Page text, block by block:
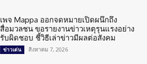
เพจ Mappa ออกจดหมายเปิดผนึกถึง
สื่อมวลชน ขอรายงานข่าวเหตุรุนแรงอย่าง
รับผิดชอบ ชี้วิธีเล่าข่าวมีผลต่อสังคม
ข่าวเด่น สิงหาคม 7, 2026